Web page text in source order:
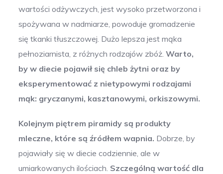
wartości odżywczych, jest wysoko przetworzona i
spożywana w nadmiarze, powoduje gromadzenie
się tkanki tłuszczowej. Dużo lepsza jest mąka
pełnoziarnista, z różnych rodzajów zbóż.Warto,
by w diecie pojawił się chleb żytni oraz by
eksperymentować z nietypowymi rodzajami
mąk: gryczanymi, kasztanowymi, orkiszowymi.
Kolejnym piętrem piramidy są produkty
mleczne, które są źródłem wapnia. Dobrze, by
pojawiały się w diecie codziennie, ale w
umiarkowanych ilościach. Szczególną wartość dla